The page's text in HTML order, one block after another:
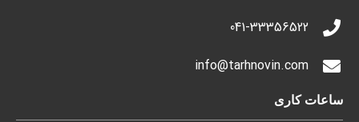
041-33356522
info@tarhnovin.com
ساعات کاری